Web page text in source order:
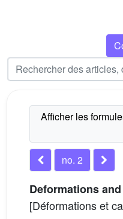
no. 2
Deformations
[Déformations et